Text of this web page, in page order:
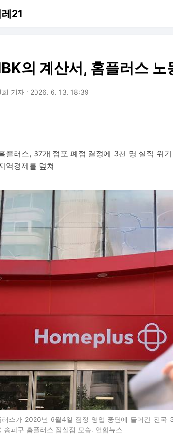
21
의 계산서, 홈플러스 노
희 기자 2026. 6. 13. 18:39
플러스, 37개 점포 폐점 결정에 3천 명 실직 위
역경제를 덮쳐
러스가 2026년 6월4일 잠정 영업 중단에 들어간 전국
송파구 홈플러스 잠실점 모습. 연합뉴스